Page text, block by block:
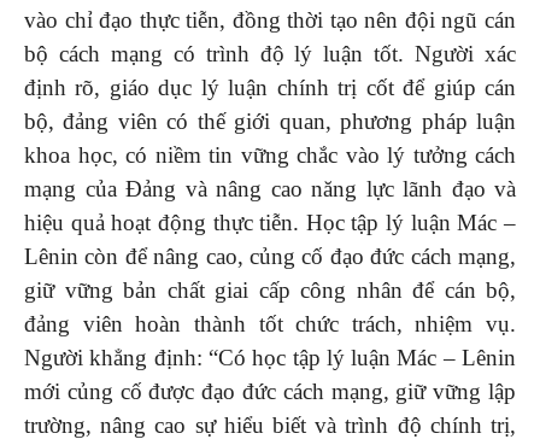
vào chỉ đạo thực tiễn, đồng thời tạo nên đội ngũ cán
bộ cách mạng có trình độ lý luận tốt. Người xác
định rõ, giáo dục lý luận chính trị cốt để giúp cán
bộ, đảng viên có thế giới quan, phương pháp luận
khoa học, có niềm tin vững chắc vào lý tưởng cách
mạng của Đảng và nâng cao năng lực lãnh đạo và
hiệu quả hoạt động thực tiễn. Học tập lý luận Mác –
Lênin còn để nâng cao, củng cố đạo đức cách mạng,
giữ vững bản chất giai cấp công nhân để cán bộ,
đảng viên hoàn thành tốt chức trách, nhiệm vụ.
Người khẳng định: “Có học tập lý luận Mác – Lênin
mới củng cố được đạo đức cách mạng, giữ vững lập
trường, nâng cao sự hiểu biết và trình độ chính trị,